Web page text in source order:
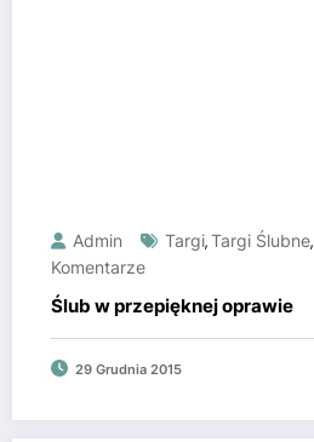
Admin Targi,Targi Ślubne,
Komentarze
Ślub w przepięknej oprawie
29 Grudnia 2015